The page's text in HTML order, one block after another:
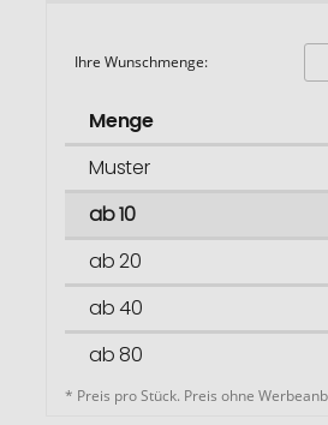
Ihre Wunschmenge:
Menge
Muster
ab 10
ab 20
ab 40
ab 80
* Preis pro Stück. Preis ohne